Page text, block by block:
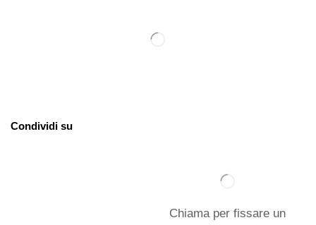
Condividi su
Chiama per fissare un